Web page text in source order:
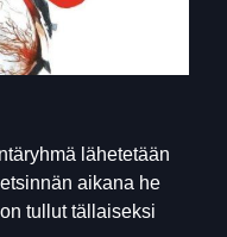
lähetetään
aikana he
tullut tällaiseksi